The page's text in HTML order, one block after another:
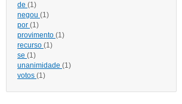
de (1)
negou (1)
por (1)
provimento (1)
recurso (1)
se (1)
unanimidade (1)
votos (1)